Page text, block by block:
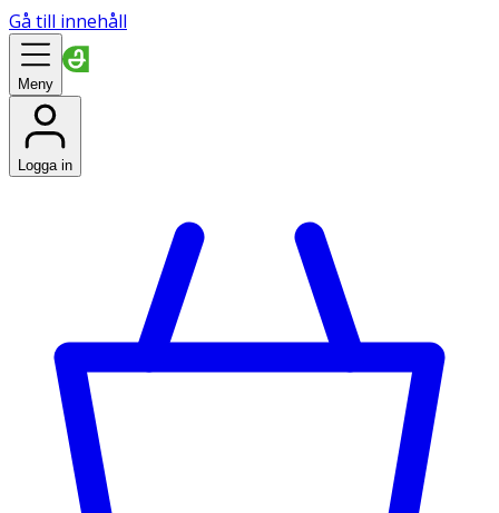
Gå till innehåll
Meny
Logga in